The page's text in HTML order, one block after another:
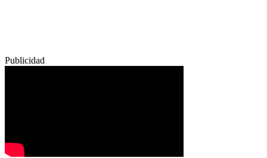
Publicidad